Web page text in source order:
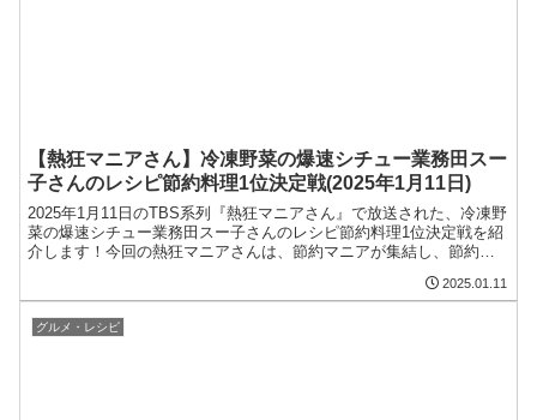
【熱狂マニアさん】冷凍野菜の爆速シチュー業務田スー
子さんのレシピ節約料理1位決定戦(2025年1月11日)
2025年1月11日のTBS系列『熱狂マニアさん』で放送された、冷凍野
菜の爆速シチュー業務田スー子さんのレシピ節約料理1位決定戦を紹
介します！今回の熱狂マニアさんは、節約マニアが集結し、節約料
材を使い節約レシピを紹介されました。今回の記事では、冷凍野菜
の爆速シチュー業務田スー子さんのレシピ節約料理1位決定戦をまと
めます。業務田スー子のヒ...
2025.01.11
グルメ・レシピ